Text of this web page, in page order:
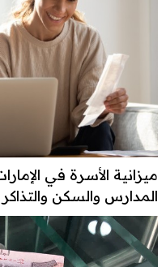
ميزانية الأسرة في
المدارس والسكن والتذاكر